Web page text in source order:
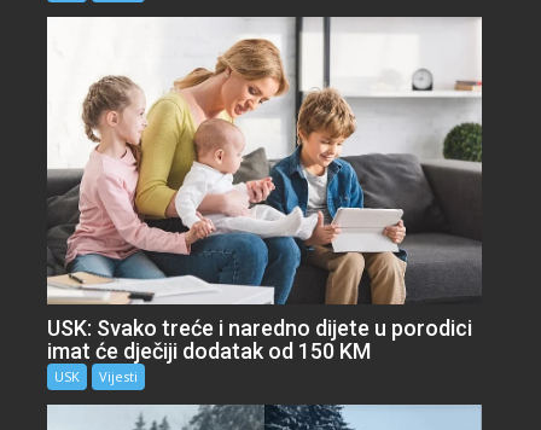
USK: Svako treće i naredno dijete u porodici
imat će dječiji dodatak od 150 KM
USK Vijesti